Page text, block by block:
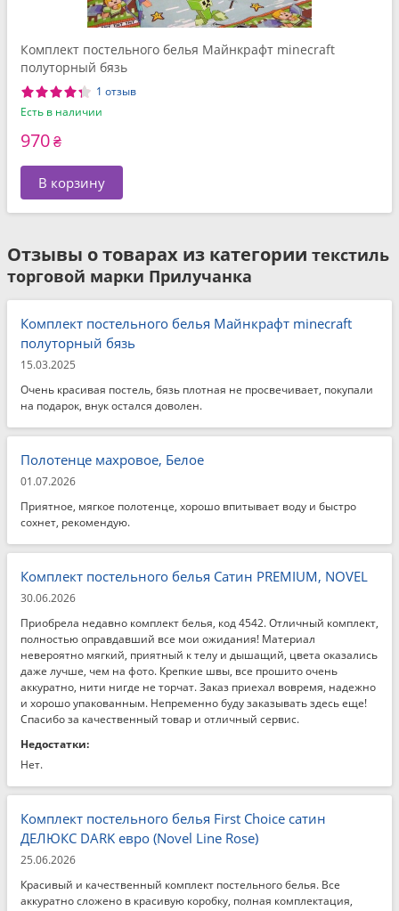
Комплект постельного белья Майнкрафт minecraft
полуторный бязь
1 отзыв
Есть в наличии
970₴
В корзину
Отзывы о товарах из категории текстиль
торговой марки Прилучанка
Комплект постельного белья Майнкрафт minecraft
полуторный бязь
15.03.2025
Очень красивая постель, бязь плотная не просвечивает, покупали
на подарок, внук остался доволен.
Полотенце махровое, Белое
01.07.2026
Приятное, мягкое полотенце, хорошо впитывает воду и быстро
сохнет, рекомендую.
Комплект постельного белья Сатин PREMIUM, NOVEL
30.06.2026
Приобрела недавно комплект белья, код 4542. Отличный комплект,
полностью оправдавший все мои ожидания! Материал
невероятно мягкий, приятный к телу и дышащий, цвета оказались
даже лучше, чем на фото. Крепкие швы, все прошито очень
аккуратно, нити нигде не торчат. Заказ приехал вовремя, надежно
и хорошо упакованным. Непременно буду заказывать здесь еще!
Спасибо за качественный товар и отличный сервис.
Недостатки:
Нет.
Комплект постельного белья First Choice сатин
ДЕЛЮКС DARK евро (Novel Line Rose)
25.06.2026
Красивый и качественный комплект постельного белья. Все
аккуратно сложено в красивую коробку, полная комплектация,